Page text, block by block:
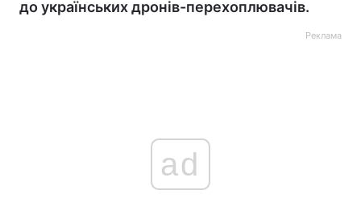
до українських дронів-перехоплювачів.
Реклама
ad